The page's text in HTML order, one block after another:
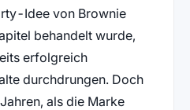
Idee von Brownie
behandelt wurde,
erfolgreich
durchdrungen. Doch
als die Marke